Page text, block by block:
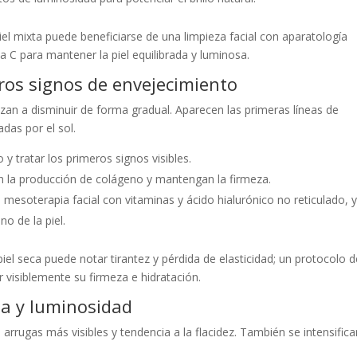
mixta puede beneficiarse de una limpieza facial con aparatología
para mantener la piel equilibrada y luminosa.
signos de envejecimiento
a disminuir de forma gradual. Aparecen las primeras líneas de
por el sol.
tratar los primeros signos visibles.
producción de colágeno y mantengan la firmeza.
facial con vitaminas y ácido hialurónico no reticulado, y
de la piel.
seca puede notar tirantez y pérdida de elasticidad; un protocolo
su firmeza e hidratación.
y luminosidad
más visibles y tendencia a la flacidez. También se